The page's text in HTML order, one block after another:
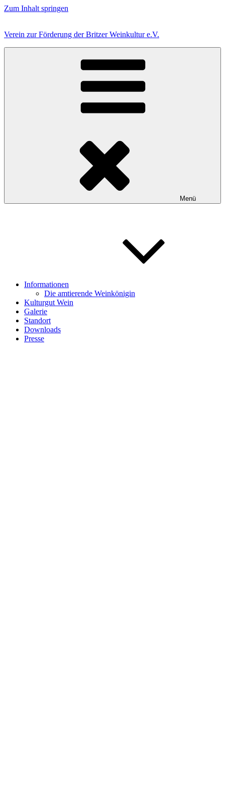
Zum Inhalt springen
Verein zur Förderung der Britzer Weinkultur e.V.
Menü
Informationen
Die amtierende Weinkönigin
Kulturgut Wein
Galerie
Standort
Downloads
Presse